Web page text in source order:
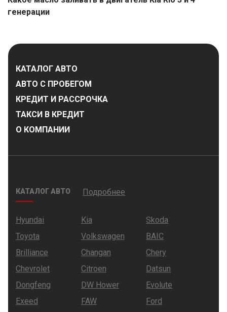
генерации
КАТАЛОГ АВТО
АВТО С ПРОБЕГОМ
КРЕДИТ И РАССРОЧКА
ТАКСИ В КРЕДИТ
О КОМПАНИИ
КАТАЛОГ АВТО Подробнее
Hyundai Kia
Skoda
Toyota
Volkswagen
BAIC
Brilliance
Changan
Chery
Chevrolet
Citroen
Datsun
Dongfeng
DW Hower
Evolute
Exeed
FAW
Ford